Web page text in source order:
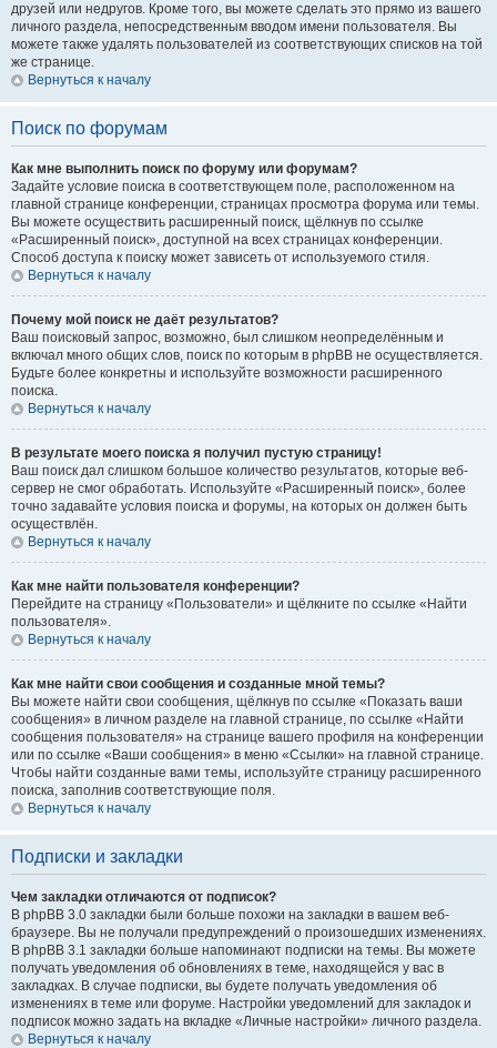
друзей или недругов. Кроме того, вы можете сделать это прямо из вашего
личного раздела, непосредственным вводом имени пользователя. Вы
можете также удалять пользователей из соответствующих списков на той
же странице.
Вернуться к началу
Поиск по форумам
Как мне выполнить поиск по форуму или форумам?
Задайте условие поиска в соответствующем поле, расположенном на
главной странице конференции, страницах просмотра форума или темы.
Вы можете осуществить расширенный поиск, щёлкнув по ссылке
«Расширенный поиск», доступной на всех страницах конференции.
Способ доступа к поиску может зависеть от используемого стиля.
Вернуться к началу
Почему мой поиск не даёт результатов?
Ваш поисковый запрос, возможно, был слишком неопределённым и
включал много общих слов, поиск по которым в phpBB не осуществляется.
Будьте более конкретны и используйте возможности расширенного
поиска.
Вернуться к началу
В результате моего поиска я получил пустую страницу!
Ваш поиск дал слишком большое количество результатов, которые веб-
сервер не смог обработать. Используйте «Расширенный поиск», более
точно задавайте условия поиска и форумы, на которых он должен быть
осуществлён.
Вернуться к началу
Как мне найти пользователя конференции?
Перейдите на страницу «Пользователи» и щёлкните по ссылке «Найти
пользователя».
Вернуться к началу
Как мне найти свои сообщения и созданные мной темы?
Вы можете найти свои сообщения, щёлкнув по ссылке «Показать ваши
сообщения» в личном разделе на главной странице, по ссылке «Найти
сообщения пользователя» на странице вашего профиля на конференции
или по ссылке «Ваши сообщения» в меню «Ссылки» на главной странице.
Чтобы найти созданные вами темы, используйте страницу расширенного
поиска, заполнив соответствующие поля.
Вернуться к началу
Подписки и закладки
Чем закладки отличаются от подписок?
В phpBB 3.0 закладки были больше похожи на закладки в вашем веб-
браузере. Вы не получали предупреждений о произошедших изменениях.
В phpBB 3.1 закладки больше напоминают подписки на темы. Вы можете
получать уведомления об обновлениях в теме, находящейся у вас в
закладках. В случае подписки, вы будете получать уведомления об
изменениях в теме или форуме. Настройки уведомлений для закладок и
подписок можно задать на вкладке «Личные настройки» личного раздела.
Вернуться к началу